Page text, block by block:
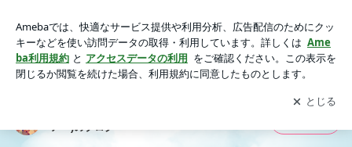
(シスコヘアー)のブログ
アプリをダウンロードして ブログの更新通知
を受け取りまし
ょう。
開く
アー)のブログ